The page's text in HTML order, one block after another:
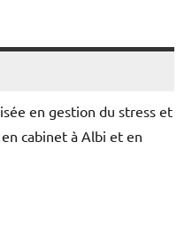
en gestion du stress et
cabinet à Albi et en